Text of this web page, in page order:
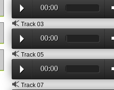
00:00
Track 03
00:00
Track 05
00:00
Track 07